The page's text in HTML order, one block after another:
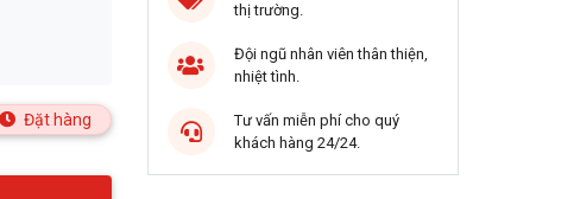
Đặt hàng
thị trường.
Đội ngũ nhân viên thân thiện,
nhiệt tình.
Tư vấn miễn phí cho quý
khách hàng 24/24.